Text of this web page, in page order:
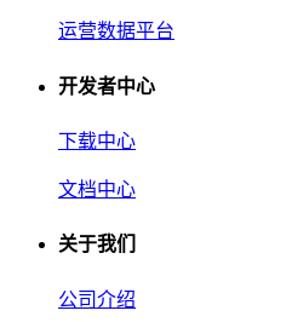
运营数据平台
开发者中心
下载中心
文档中心
关于我们
公司介绍